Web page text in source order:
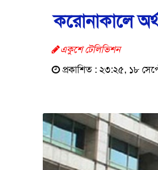
করোনাকালে
একুশে টেলিভিশন
প্রকাশিত : ২৩:২৫, ১৮